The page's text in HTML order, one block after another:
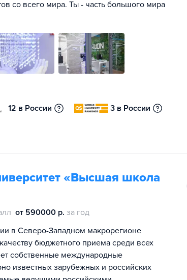
со всего мира. Ты - часть большого мира
12 в России 3 в России
«Высшая школа
от 590000 р. за год
в Северо-Западном макрорегионе
бюджетного приема среди всех
собственные международные
известных зарубежных и российских